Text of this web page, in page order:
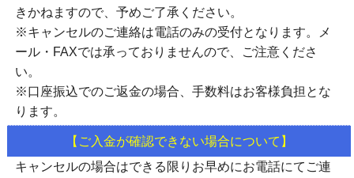
きかねますので、予めご了承ください。
※キャンセルのご連絡は電話のみの受付となります。メ
ール・FAXでは承っておりませんので、ご注意くださ
い。
※口座振込でのご返金の場合、手数料はお客様負担とな
ります。
【ご入金が確認できない場合について】
キャンセルの場合はできる限りお早めにお電話にてご連